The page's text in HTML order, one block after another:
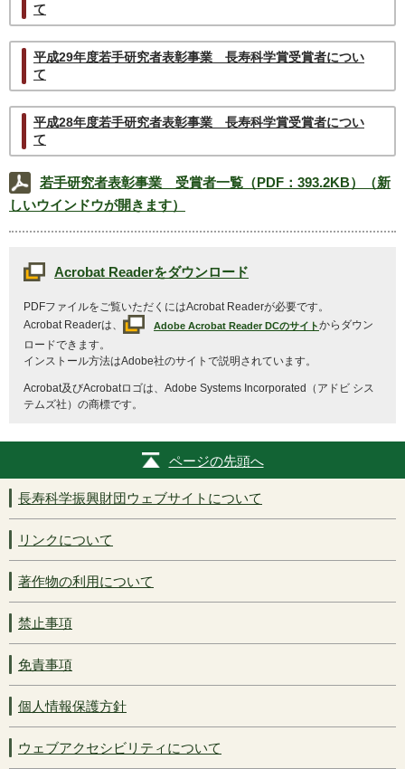
て
平成29年度若手研究者表彰事業 長寿科学賞受賞者につい
て
平成28年度若手研究者表彰事業 長寿科学賞受賞者につい
て
若手研究者表彰事業 受賞者一覧（PDF：393.2KB）（新
しいウインドウが開きます）
Acrobat Readerをダウンロード
PDFファイルをご覧いただくにはAcrobat Readerが必要です。
Acrobat Readerは、 Adobe Acrobat Reader DCのサイトからダウン
ロードできます。
インストール方法はAdobe社のサイトで説明されています。
Acrobat及びAcrobatロゴは、 Adobe Systems Incorporated （アドビ シス
テムズ社）の商標です。
ページの先頭へ
長寿科学振興財団ウェブサイトについて
リンクについて
著作物の利用について
禁止事項
免責事項
個人情報保護方針
ウェブアクセシビリティについて